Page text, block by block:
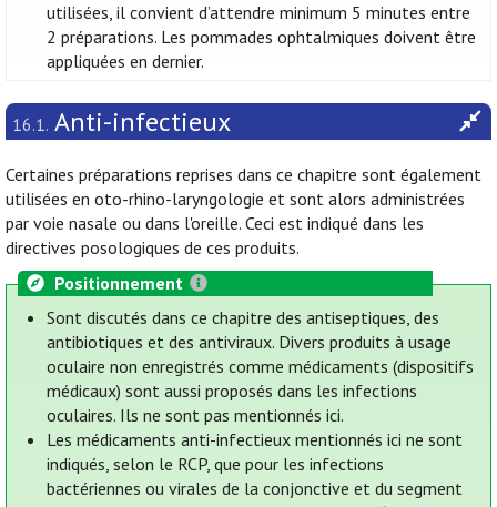
utilisées, il convient d’attendre minimum 5 minutes entre
2 préparations. Les pommades ophtalmiques doivent être
appliquées en dernier.
16.1. Anti-infectieux
Certaines préparations reprises dans ce chapitre sont également
utilisées en oto-rhino-laryngologie et sont alors administrées
par voie nasale ou dans l'oreille. Ceci est indiqué dans les
directives posologiques de ces produits.
Positionnement
Sont discutés dans ce chapitre des antiseptiques, des
antibiotiques et des antiviraux. Divers produits à usage
oculaire non enregistrés comme médicaments (dispositifs
médicaux) sont aussi proposés dans les infections
oculaires. Ils ne sont pas mentionnés ici.
Les médicaments anti-infectieux mentionnés ici ne sont
indiqués, selon le RCP, que pour les infections
bactériennes ou virales de la conjonctive et du segment